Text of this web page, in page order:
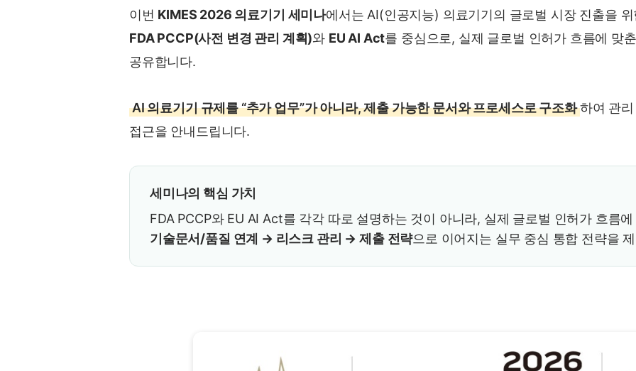
이번 KIMES 2026 의료기기 세미나에서는 AI(인공지능) 의료기기의 글로벌 시장 진출을
FDA PCCP(사전 변경 관리 계획)와 EU AI Act를 중심으로, 실제 글로벌 인허가 흐름에 맞
공유합니다.
AI 의료기기 규제를 “추가 업무”가 아니라, 제출 가능한 문서와 프로세스로 구조화하여 관
접근을 안내드립니다.
세미나의 핵심 가치
FDA PCCP와 EU AI Act를 각각 따로 설명하는 것이 아니라, 실제 글로벌 인허가 흐름에
기술문서/품질 연계 → 리스크 관리 → 제출 전략으로 이어지는 실무 중심 통합 전략을